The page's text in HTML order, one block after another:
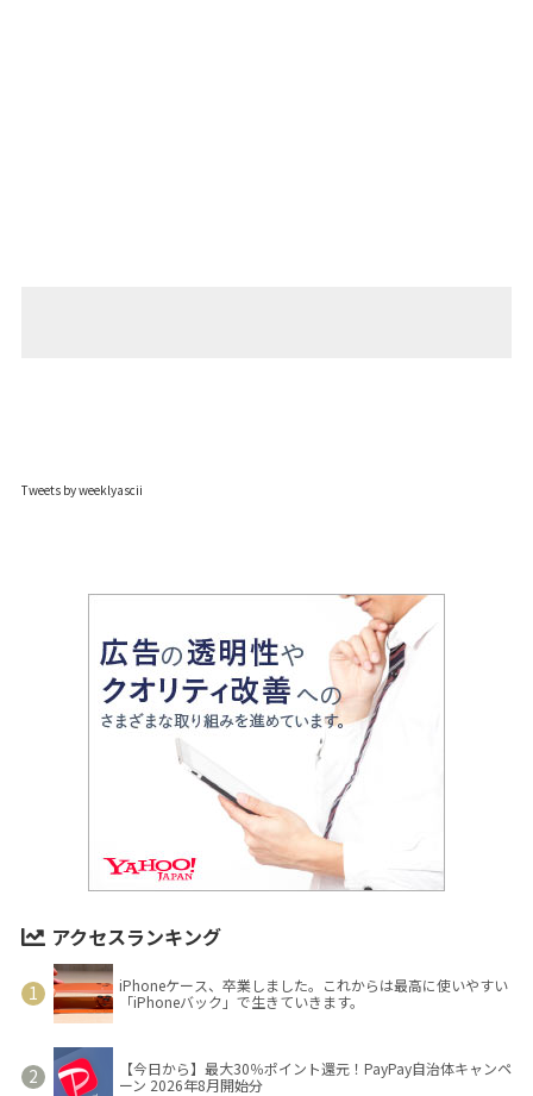
Tweets by weeklyascii
アクセスランキング
iPhoneケース、卒業しました。これからは最高に使いやすい
「iPhoneバック」で生きていきます。
【今日から】最大30％ポイント還元！PayPay自治体キャンペ
ーン 2026年8月開始分